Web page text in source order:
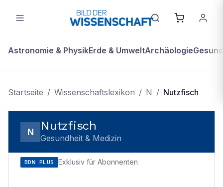
Astronomie & PhysikErde & UmweltArchäologie
Startseite / Wissenschaftslexikon / N / Nutzfisch
N Nutzfisch
Gesundheit & Medizin
BDW PLUS Exklusiv für Abonnenten